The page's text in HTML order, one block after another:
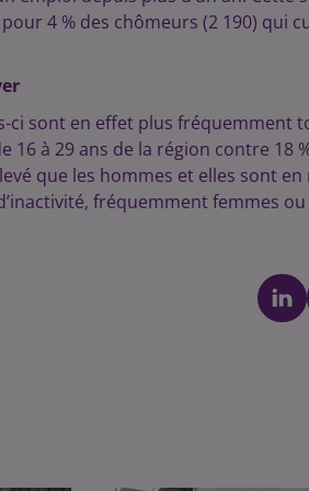
4 % des chômeurs (2 190) qui
ci sont en effet plus fréquemment
16 à 29 ans de la région contre 18
que les hommes et elles sont en
fréquemment femmes